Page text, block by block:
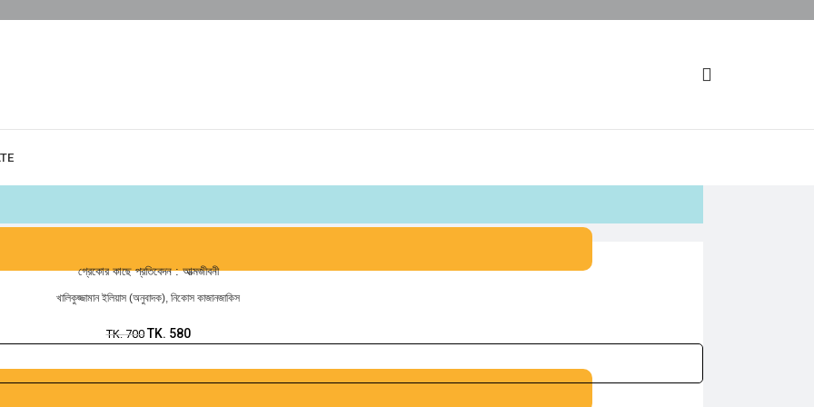
গ্রেকোর কাছে প্রতিবেদন : আত্মজীবনী
খালিকুজ্জামান ইলিয়াস (অনুবাদক), নিকোস কাজানজাকিস
TK.700 TK. 580